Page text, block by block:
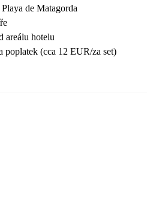
de Matagorda
areálu hotelu
poplatek (cca 12 EUR/za set)